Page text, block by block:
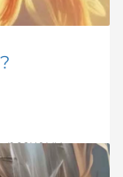
вещи.